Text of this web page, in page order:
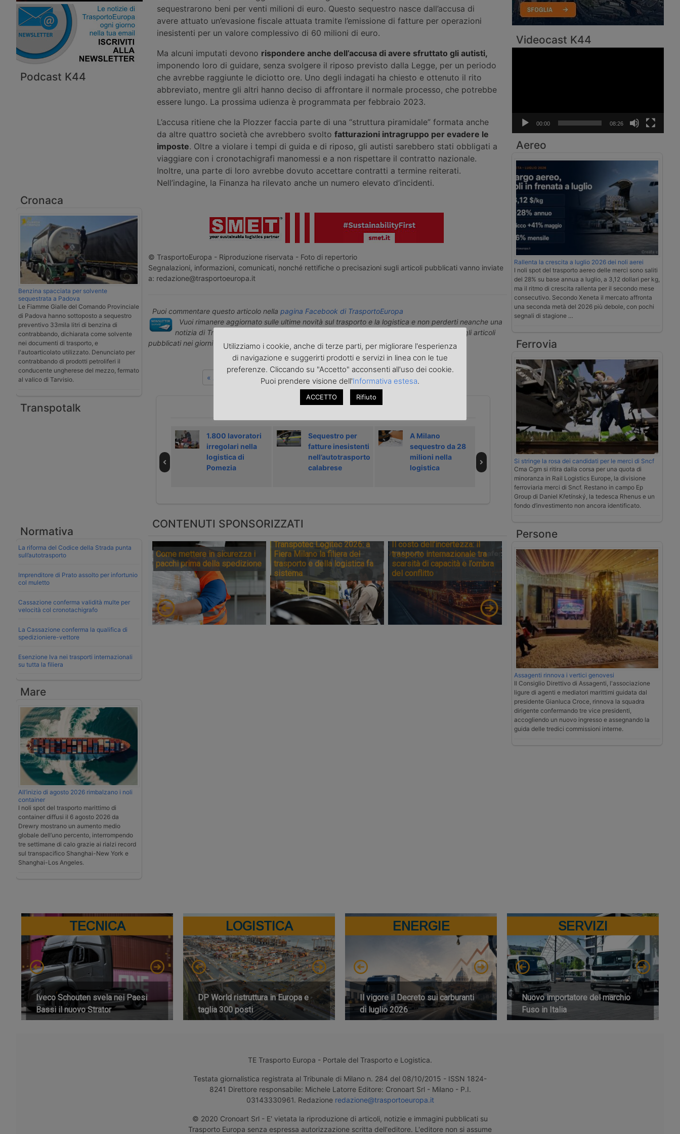
Podcast K44
Cronaca
Benzina spacciata per solvente
sequestrata a Padova
Le Fiamme Gialle del Comando Provinciale
di Padova hanno sottoposto a sequestro
preventivo 33mila litri di benzina di
contrabbando, dichiarata come solvente
nei documenti di trasporto, e
l'autoarticolato utilizzato. Denunciato per
contrabbando di prodotti petroliferi il
conducente ungherese del mezzo, fermato
al valico di Tarvisio.
Transpotalk
Normativa
La riforma del Codice della Strada punta
sull’autotrasporto
Imprenditore di Prato assolto per infortunio
col muletto
Cassazione conferma validità multe per
velocità col cronotachigrafo
La Cassazione conferma la qualifica di
spedizioniere-vettore
Esenzione Iva nei trasporti internazionali
su tutta la filiera
Mare
All’inizio di agosto 2026 rimbalzano i noli
container
I noli spot del trasporto marittimo di
container diffusi il 6 agosto 2026 da
Drewry mostrano un aumento medio
globale dell’uno percento, interrompendo
tre settimane di calo grazie ai rialzi record
sul transpacifico Shanghai-New York e
Shanghai-Los Angeles.
sequestrarono beni per venti milioni di euro. Questo sequestro nasce dall’accusa di
avere attuato un’evasione fiscale attuata tramite l’emissione di fatture per operazioni
inesistenti per un valore complessivo di 60 milioni di euro.
Ma alcuni imputati devono rispondere anche dell’accusa di avere sfruttato gli autisti,
imponendo loro di guidare, senza svolgere il riposo previsto dalla Legge, per un periodo
che avrebbe raggiunte le diciotto ore. Uno degli indagati ha chiesto e ottenuto il rito
abbreviato, mentre gli altri hanno deciso di affrontare il normale processo, che potrebbe
essere lungo. La prossima udienza è programmata per febbraio 2023.
L’accusa ritiene che la Plozzer faccia parte di una “struttura piramidale” formata anche
da altre quattro società che avrebbero svolto fatturazioni intragruppo per evadere le
imposte. Oltre a violare i tempi di guida e di riposo, gli autisti sarebbero stati obbligati a
viaggiare con i cronotachigrafi manomessi e a non rispettare il contratto nazionale.
Inoltre, una parte di loro avrebbe dovuto accettare contratti a termine reiterati.
Nell’indagine, la Finanza ha rilevato anche un numero elevato d’incidenti.
© TrasportoEuropa - Riproduzione riservata - Foto di repertorio
Segnalazioni, informazioni, comunicati, nonché rettifiche o precisazioni sugli articoli pubblicati vanno inviate
a: redazione@trasportoeuropa.it
Puoi commentare questo articolo nella pagina Facebook di TrasportoEuropa
Vuoi rimanere aggiornato sulle ultime novità sul trasporto e la logistica e non perderti neanche una
notizia di TrasportoEuropa?
con l'elenco ed i link di tutti gli articoli
pubblicati nei giorni precedenti l'invio. Gratuita e NO SPAM!
« Articolo precedente Articolo successivo »
1.800 lavoratori
irregolari nella
logistica di
Pomezia
Sequestro per
fatture inesistenti
nell’autotrasporto
calabrese
A Milano
sequestro da 28
milioni nella
logistica
Sequestro da 60
milioni per frode
sui carburanti
Frode fiscale nei
ricambi in Emilia
CONTENUTI SPONSORIZZATI
Come mettere in sicurezza i
pacchi prima della spedizione
Transpotec Logitec 2026: a
Fiera Milano la filiera del
trasporto e della logistica fa
sistema
Il costo dell’incertezza: il
trasporto internazionale tra
scarsità di capacità e l’ombra
del conflitto
Videocast K44
00:00 08:26
Aereo
Rallenta la crescita a luglio 2026 dei noli aerei
I noli spot del trasporto aereo delle merci sono saliti
del 28% su base annua a luglio, a 3,12 dollari per kg,
ma il ritmo di crescita rallenta per il secondo mese
consecutivo. Secondo Xeneta il mercato affronta
una seconda metà del 2026 più debole, con pochi
segnali di stagione …
Ferrovia
Si stringe la rosa dei candidati per le merci di Sncf
Cma Cgm si ritira dalla corsa per una quota di
minoranza in Rail Logistics Europe, la divisione
ferroviaria merci di Sncf. Restano in campo Ep
Group di Daniel Křetínský, la tedesca Rhenus e un
fondo d’investimento non ancora identificato.
Persone
Assagenti rinnova i vertici genovesi
Il Consiglio Direttivo di Assagenti, l'associazione
ligure di agenti e mediatori marittimi guidata dal
presidente Gianluca Croce, rinnova la squadra
dirigente confermando tre vice presidenti,
accogliendo un nuovo ingresso e assegnando la
guida delle tredici commissioni interne.
TECNICA
Iveco Schouten svela nei Paesi
Bassi il nuovo Strator
LOGISTICA
DP World ristruttura in Europa e
taglia 300 posti
ENERGIE
Il vigore il Decreto sui carburanti
di luglio 2026
SERVIZI
Nuovo importatore del marchio
Fuso in Italia
TE Trasporto Europa - Portale del Trasporto e Logistica.
Testata giornalistica registrata al Tribunale di Milano n. 284 del 08/10/2015 - ISSN 1824-
8241 Direttore responsabile: Michele Latorre Editore: Cronoart Srl - Milano - P.I.
03143330961. Redazione redazione@trasportoeuropa.it
© 2020 Cronoart Srl - E' vietata la riproduzione di articoli, notizie e immagini pubblicati su
Trasporto Europa senza espressa autorizzazione scritta dell'editore. L'editore non si assume
Utilizziamo i cookie, anche di terze parti, per migliorare l'esperienza
di navigazione e suggerirti prodotti e servizi in linea con le tue
preferenze. Cliccando su "Accetto" acconsenti all'uso dei cookie.
Puoi prendere visione dell'Informativa estesa.
ACCETTO Rifiuto